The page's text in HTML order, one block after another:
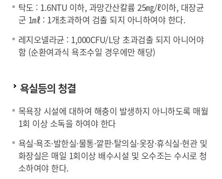
탁도 : 1.6NTU 이하, 과망간산칼륨 25㎎/ℓ이하, 대장균
군 1㎖ : 1개초과하여 검출 되지 아니하여야 한다.
레지오넬라균 : 1,000CFU/L당 초과검출 되지 아니어야
함 (순환여과식 욕조수일 경우에만 해당)
욕실등의 청결
목욕장 시설에 대하여 해충이 발생하지 아니하도록 매월
1회 이상 소독을 하여야 한다
욕실·욕조·발한실·물통·깔판·탈의실·옷장·휴식실·현관 및
화장실은 매일 1회이상 배수시설 및 오수조는 수시로 청
소하여야 한다.